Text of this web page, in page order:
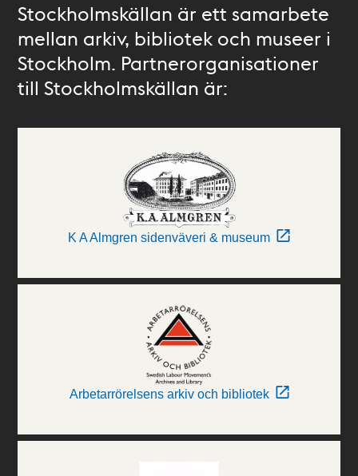
Stockholmskällan är ett samarbete
mellan arkiv, bibliotek och museer i
Stockholm. Partnerorganisationer
till Stockholmskällan är:
K A Almgren sidenväveri & museum
Arbetarrörelsens arkiv och bibliotek